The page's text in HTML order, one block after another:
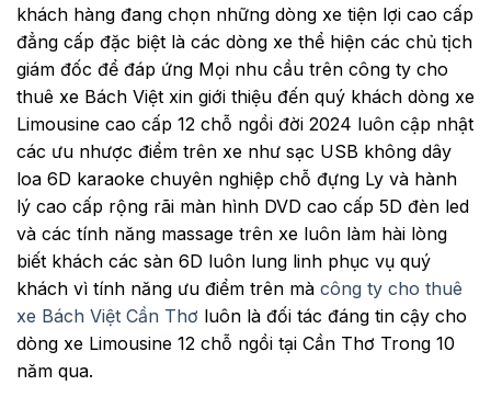
khách hàng đang chọn những dòng xe tiện lợi cao cấp
đẳng cấp đặc biệt là các dòng xe thể hiện các chủ tịch
giám đốc để đáp ứng Mọi nhu cầu trên công ty cho
thuê xe Bách Việt xin giới thiệu đến quý khách dòng xe
Limousine cao cấp 12 chỗ ngồi đời 2024 luôn cập nhật
các ưu nhược điểm trên xe như sạc USB không dây
loa 6D karaoke chuyên nghiệp chỗ đựng Ly và hành
lý cao cấp rộng rãi màn hình DVD cao cấp 5D đèn led
và các tính năng massage trên xe luôn làm hài lòng
biết khách các sàn 6D luôn lung linh phục vụ quý
khách vì tính năng ưu điểm trên mà công ty cho thuê
xe Bách Việt Cần Thơ luôn là đối tác đáng tin cậy cho
dòng xe Limousine 12 chỗ ngồi tại Cần Thơ Trong 10
năm qua.